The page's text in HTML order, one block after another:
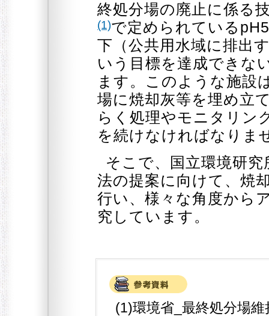
終処分場の廃止に係る
(1)で定められている
下（公共用水域に排出
いう目標を達成できな
ます。このような施設
場に焼却灰等を埋め立
らく処理やモニタリン
を続けなければなりま
そこで、国立環境研
法の提案に向けて、焼
行い、様々な角度から
究しています。
(1)環境省_最終処分場